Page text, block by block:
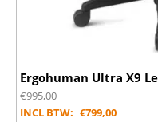
Ergohuman Ultra X9
€995,00
INCL BTW: €799,00